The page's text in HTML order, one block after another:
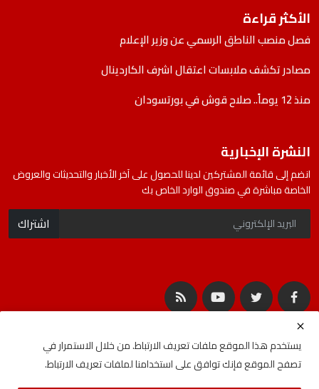
الأكثر قراءة
فصل منصب الناطق الرسمي عن وزير الإعلام
مصادر تكشف ملابسات اعتقال اشرف الكاردينال
منذ 12 يوماً.. صلاح قوش في بورتسودان
النشرة الإخبارية
انضم إلى قائمة المشتركين لدينا للحصول على آخر الأخبار والتحديثات والعروض
الخاصة مباشرة في صندوق الوارد الخاص بك
اشتراك
يستخدم هذا الموقع ملفات تعريف الارتباط. من خلال الاستمرار في
تصفح الموقع فإنك توافق على استخدامنا لملفات تعريف الارتباط.